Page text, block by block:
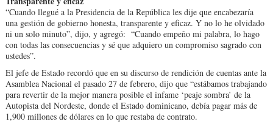
“Cuando llegué a la Presidencia de la República les dije que encabezaría
una gestión de gobierno honesta, transparente y eficaz. Y no lo he olvidado
ni un solo minuto”, dijo, y agregó: “Cuando empeño mi palabra, lo hago
con todas las consecuencias y sé que adquiero un compromiso sagrado con
ustedes”.
El jefe de Estado recordó que en su discurso de rendición de cuentas ante la
Asamblea Nacional el pasado 27 de febrero, dijo que “estábamos trabajando
para revertir de la mejor manera posible el infame ‘peaje sombra’ de la
Autopista del Nordeste, donde el Estado dominicano, debía pagar más de
1,900 millones de dólares en lo que restaba de contrato.